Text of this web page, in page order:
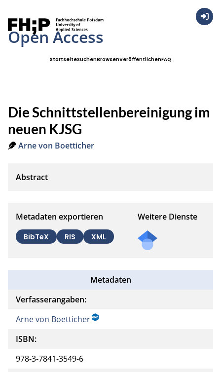
Open Access
StartseiteSuchenBrowsenVeröffentlichenFAQ
Die Schnittstellenbereinigung im
neuen KJSG
Arne von Boetticher
Metadaten exportieren
BibTeX RIS XML
Weitere Dienste
Metadaten
Verfasserangaben:
Arne von Boetticher
ISBN:
978-3-7841-3549-6